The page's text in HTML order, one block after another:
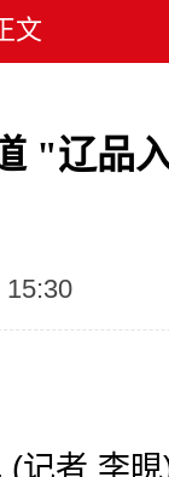
文
"辽品
15:30
者 李晛